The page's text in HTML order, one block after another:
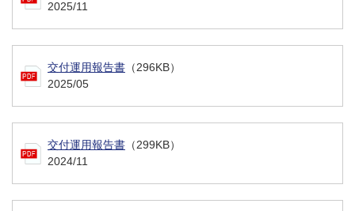
2025/11
交付運用報告書 （296KB）
2025/05
交付運用報告書 （299KB）
2024/11